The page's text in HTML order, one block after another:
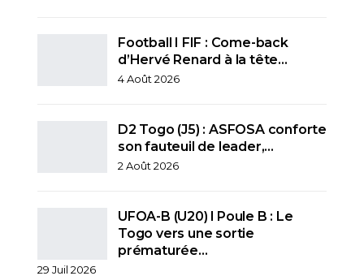
Football I FIF : Come-back
d’Hervé Renard à la tête…
4 Août 2026
D2 Togo (J5) : ASFOSA conforte
son fauteuil de leader,…
2 Août 2026
UFOA-B (U20) l Poule B : Le
Togo vers une sortie
prématurée…
29 Juil 2026